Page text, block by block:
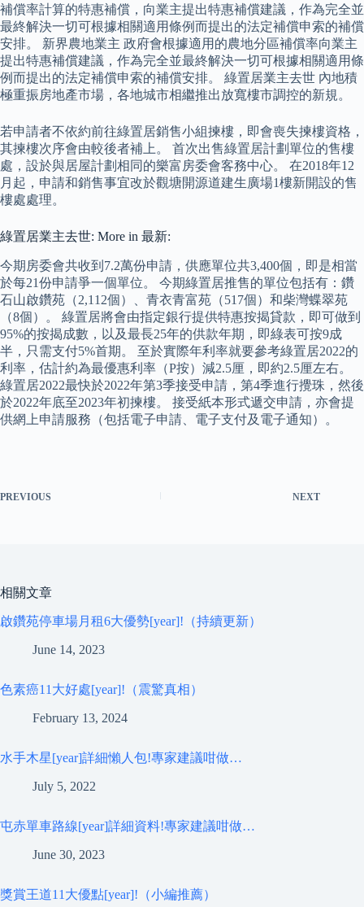
補償率計算的特惠補償，向業主提出特惠補償建議，作為完全並
最終解決一切可根據相關適用條例而提出的法定補償申索的補償
安排。 新界農地業主 政府會根據適用的農地分區補償率向業主
提出特惠補償建議，作為完全並最終解決一切可根據相關適用條
例而提出的法定補償申索的補償安排。 綠置居業主去世 內地積
極重振房地產市場，各地城市相繼推出放寬樓市調控的新規。
若申請者不依約前往綠置居銷售小組揀樓，即會喪失揀樓資格，
其揀樓次序會由較後者補上。 首次出售綠置居計劃單位的售樓
處，設於與居屋計劃相同的樂富房委會客務中心。 在2018年12
月起，申請和銷售事宜改於觀塘開源道建生廣場1樓新開設的售
樓處處理。
綠置居業主去世: More in 最新:
今期房委會共收到7.2萬份申請，供應單位共3,400個，即是相當
於每21份申請爭一個單位。 今期綠置居推售的單位包括有：鑽
石山啟鑽苑（2,112個）、青衣青富苑（517個）和柴灣蝶翠苑
（8個）。 綠置居將會由指定銀行提供特惠按揭貸款，即可做到
95%的按揭成數，以及最長25年的供款年期，即綠表可按9成
半，只需支付5%首期。 至於實際年利率就要參考綠置居2022的
利率，估計約為最優惠利率（P按）減2.5厘，即約2.5厘左右。
綠置居2022最快於2022年第3季接受申請，第4季進行攪珠，然後
於2022年底至2023年初揀樓。 接受紙本形式遞交申請，亦會提
供網上申請服務（包括電子申請、電子支付及電子通知）。
PREVIOUS NEXT
相關文章
啟鑽苑停車場月租6大優勢[year]!（持續更新）
June 14, 2023
色素癌11大好處[year]!（震驚真相）
February 13, 2024
水手木星[year]詳細懶人包!專家建議咁做…
July 5, 2022
屯赤單車路線[year]詳細資料!專家建議咁做…
June 30, 2023
獎賞王道11大優點[year]!（小編推薦）